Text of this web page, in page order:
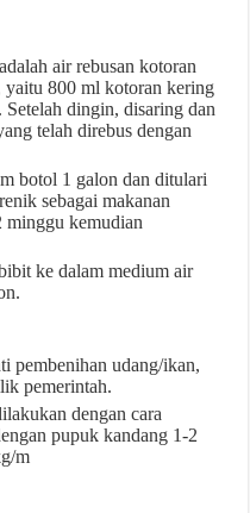
air rebusan kotoran
800 ml kotoran kering
dingin, disaring dan
telah direbus dengan
botol 1 galon dan ditulari
sebagai makanan
minggu kemudian
ke dalam medium air
pembenihan udang/ikan,
pemerintah.
dengan cara
pupuk kandang 1-2
m